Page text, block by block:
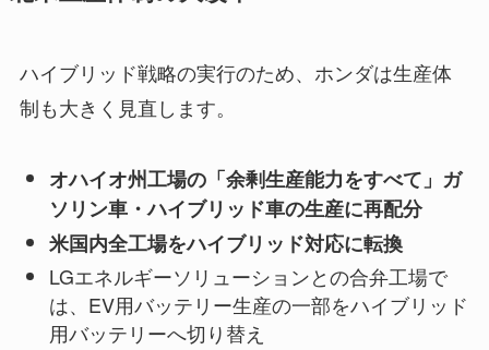
ハイブリッド戦略の実行のため、ホンダは生産体
制も大きく見直します。
オハイオ州工場の「余剰生産能力をすべて」ガ
ソリン車・ハイブリッド車の生産に再配分
米国内全工場をハイブリッド対応に転換
LGエネルギーソリューションとの合弁工場で
は、EV用バッテリー生産の一部をハイブリッド
用バッテリーへ切り替え